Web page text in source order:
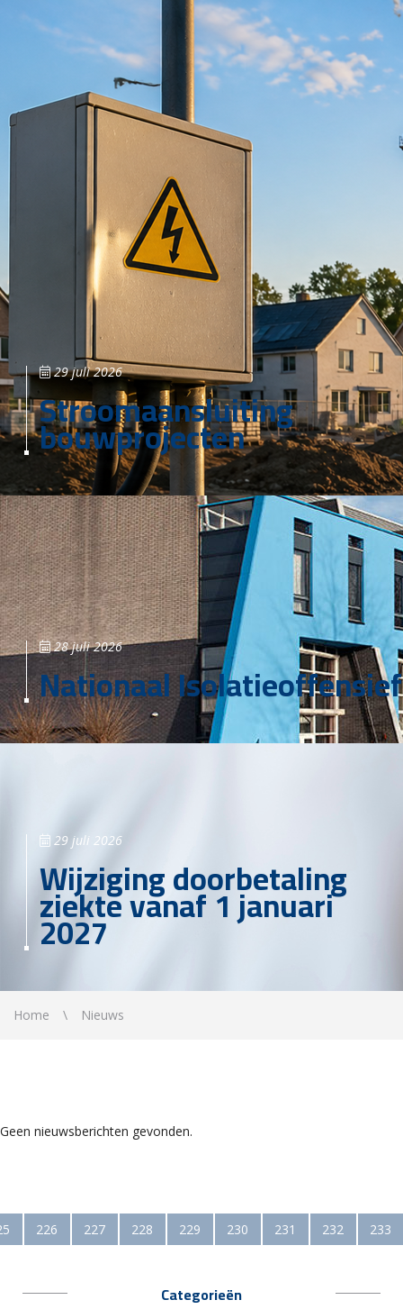
29 juli 2026
Stroomaansluiting
bouwprojecten
28 juli 2026
Nationaal Isolatieoffensief
29 juli 2026
Wijziging doorbetaling
ziekte vanaf 1 januari
2027
Home Nieuws
Geen nieuwsberichten gevonden.
226 227 228 229 230 231 232 233
Categorieën